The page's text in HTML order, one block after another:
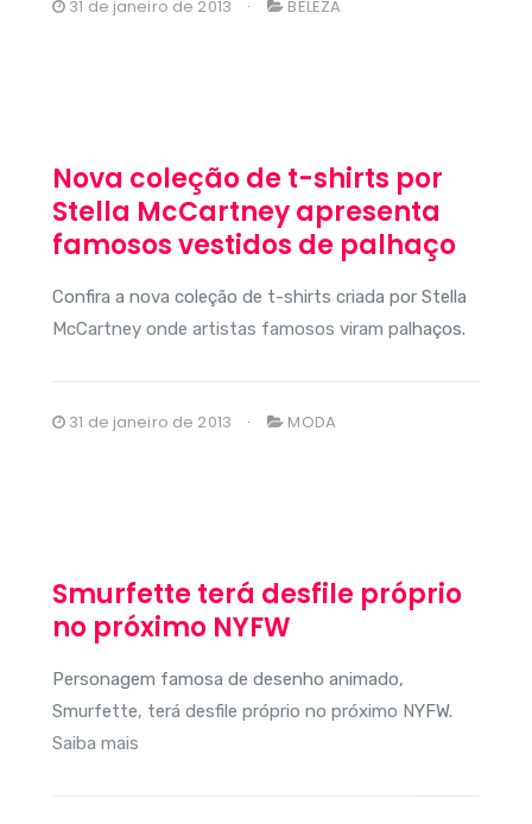
31 de janeiro de 2013 BELEZA
Nova coleção de t-shirts por
Stella McCartney apresenta
famosos vestidos de palhaço
Confira a nova coleção de t-shirts criada por Stella
McCartney onde artistas famosos viram palhaços.
31 de janeiro de 2013 MODA
Smurfette terá desfile próprio
no próximo NYFW
Personagem famosa de desenho animado,
Smurfette, terá desfile próprio no próximo NYFW.
Saiba mais